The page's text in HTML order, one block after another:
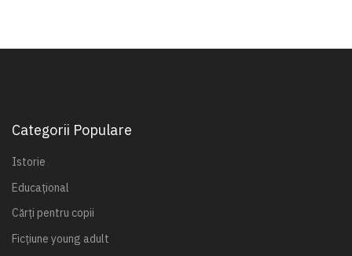
Categorii Populare
Istorie
Educațional
Cărți pentru copii
Ficțiune young adult